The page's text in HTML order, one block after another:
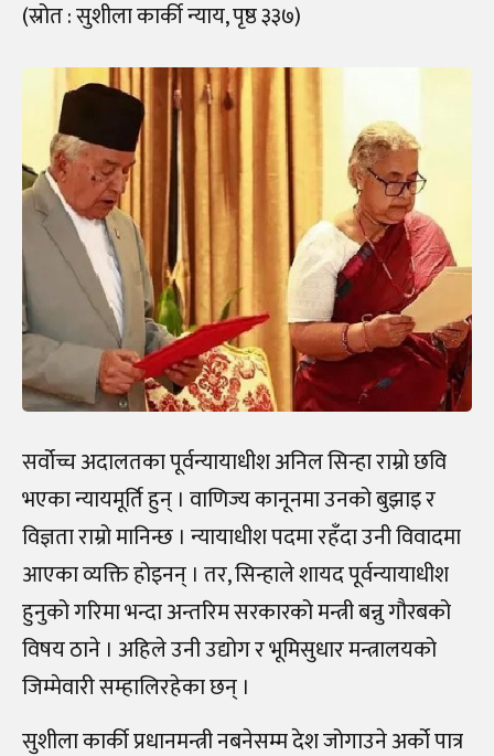
(स्रोत : सुशीला कार्की न्याय, पृष्ठ ३३७)
सर्वोच्च अदालतका पूर्वन्यायाधीश अनिल सिन्हा राम्रो छवि
भएका न्यायमूर्ति हुन् । वाणिज्य कानूनमा उनको बुझाइ र
विज्ञता राम्रो मानिन्छ । न्यायाधीश पदमा रहँदा उनी विवादमा
आएका व्यक्ति होइनन् । तर, सिन्हाले शायद पूर्वन्यायाधीश
हुनुको गरिमा भन्दा अन्तरिम सरकारको मन्त्री बन्नु गौरबको
विषय ठाने । अहिले उनी उद्योग र भूमिसुधार मन्त्रालयको
जिम्मेवारी सम्हालिरहेका छन् ।
सुशीला कार्की प्रधानमन्त्री नबनेसम्म देश जोगाउने अर्को पात्र